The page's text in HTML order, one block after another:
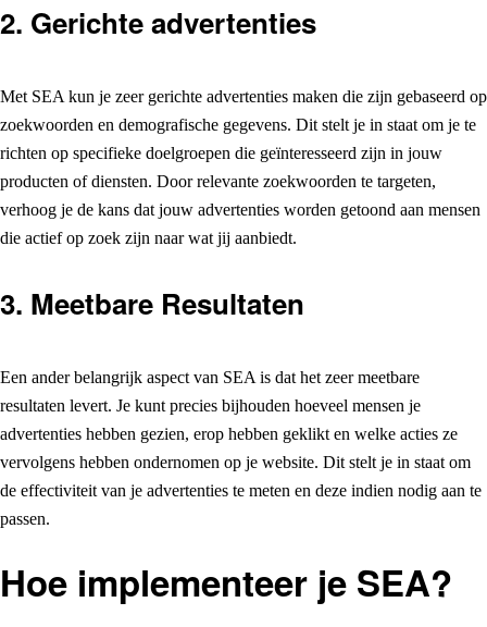
2. Gerichte advertenties
Met SEA kun je zeer gerichte advertenties maken die zijn gebaseerd op
zoekwoorden en demografische gegevens. Dit stelt je in staat om je te
richten op specifieke doelgroepen die geïnteresseerd zijn in jouw
producten of diensten. Door relevante zoekwoorden te targeten,
verhoog je de kans dat jouw advertenties worden getoond aan mensen
die actief op zoek zijn naar wat jij aanbiedt.
3. Meetbare Resultaten
Een ander belangrijk aspect van SEA is dat het zeer meetbare
resultaten levert. Je kunt precies bijhouden hoeveel mensen je
advertenties hebben gezien, erop hebben geklikt en welke acties ze
vervolgens hebben ondernomen op je website. Dit stelt je in staat om
de effectiviteit van je advertenties te meten en deze indien nodig aan te
passen.
Hoe implementeer je SEA?